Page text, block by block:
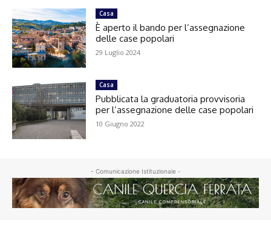
Casa
È aperto il bando per l’assegnazione
delle case popolari
29 Luglio 2024
Casa
Pubblicata la graduatoria provvisoria
per l’assegnazione delle case popolari
10 Giugno 2022
- Comunicazione Istituzionale -